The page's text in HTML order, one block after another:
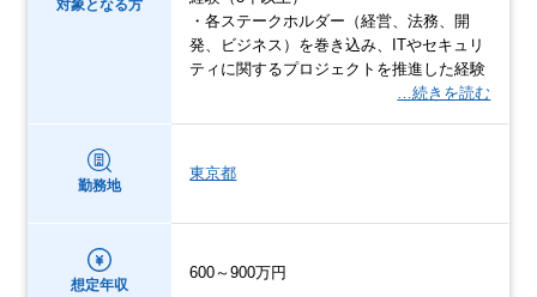
対象となる方
・各ステークホルダー（経営、法務、開
発、ビジネス）を巻き込み、ITやセキュリ
ティに関するプロジェクトを推進した経験
…続きを読む
勤務地
東京都
想定年収
600～900万円